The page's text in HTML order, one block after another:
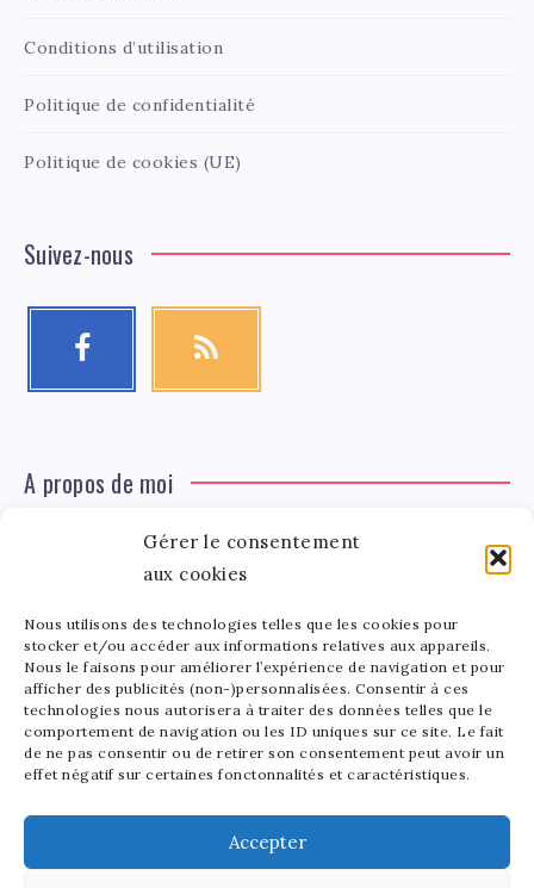
Gérer le consentement
aux cookies
Nous utilisons des technologies telles que les cookies pour
stocker et/ou accéder aux informations relatives aux appareils.
Nous le faisons pour améliorer l’expérience de navigation et pour
afficher des publicités (non-)personnalisées. Consentir à ces
technologies nous autorisera à traiter des données telles que le
comportement de navigation ou les ID uniques sur ce site. Le fait
de ne pas consentir ou de retirer son consentement peut avoir un
effet négatif sur certaines fonctonnalités et caractéristiques.
Accepter
Conditions d’utilisation
Politique de confidentialité
Politique de cookies (UE)
Suivez-nous
A propos de moi
Tinger
Léa Tinger
Fondatrice
Fondatrice de FortunedeStar.com, je fusionne ma
passion pour les cultures et l'économie des célébrités.
Entre la gestion de mon site et la poterie, je trouve le
bonheur dans l'équilibre de mes activités. Mère d'un
bout de chou de 5 ans, je partage avec lui l'amour de
l'art sous toutes ses formes.